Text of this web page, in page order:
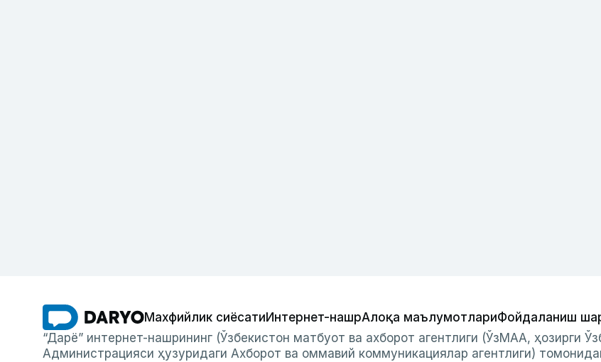
Махфийлик сиёсатиИнтернет-нашрАлоқа маълумотлариФойдаланиш
“Дарё” интернет-нашрининг (Ўзбекистон матбуот ва ахборот агентлиги (ЎзМАА, ҳозирги
Администрацияси ҳузуридаги Ахборот ва оммавий коммуникациялар агентлиги)